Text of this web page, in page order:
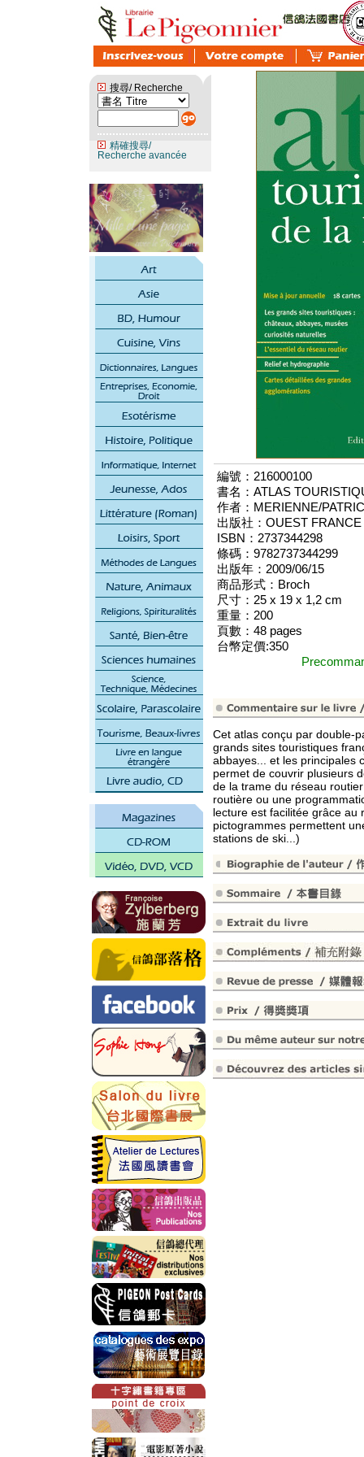
搜尋/ Recherche
精確搜尋/
Recherche avancée
編號：216000100
書名：ATLAS
作者：MERIENNE/
出版社：OUEST FRANCE
ISBN：2737344298
條碼：9782737344299
出版年：2009/06/15
商品形式：Broch
尺寸：25 x 19 x 1,2 cm
重量：200
頁數：48 pages
台幣定價:350
Cet atlas conçu par double-
grands sites touristiques
abbayes... et les principales
permet de couvrir plusieurs
de la trame du réseau
routière ou une
lecture est facilitée grâce au
pictogrammes permettent
stations de ski...)